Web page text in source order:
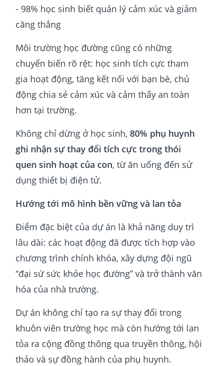
- 98% học sinh biết quản lý cảm xúc và giảm
căng thẳng
Môi trường học đường cũng có những
chuyển biến rõ rệt: học sinh tích cực tham
gia hoạt động, tăng kết nối với bạn bè, chủ
động chia sẻ cảm xúc và cảm thấy an toàn
hơn tại trường.
Không chỉ dừng ở học sinh, 80% phụ huynh
ghi nhận sự thay đổi tích cực trong thói
quen sinh hoạt của con, từ ăn uống đến sử
dụng thiết bị điện tử.
Hướng tới mô hình bền vững và lan tỏa
Điểm đặc biệt của dự án là khả năng duy trì
lâu dài: các hoạt động đã được tích hợp vào
chương trình chính khóa, xây dựng đội ngũ
“đại sứ sức khỏe học đường” và trở thành văn
hóa của nhà trường.
Dự án không chỉ tạo ra sự thay đổi trong
khuôn viên trường học mà còn hướng tới lan
tỏa ra cộng đồng thông qua truyền thông, hội
thảo và sự đồng hành của phụ huynh.